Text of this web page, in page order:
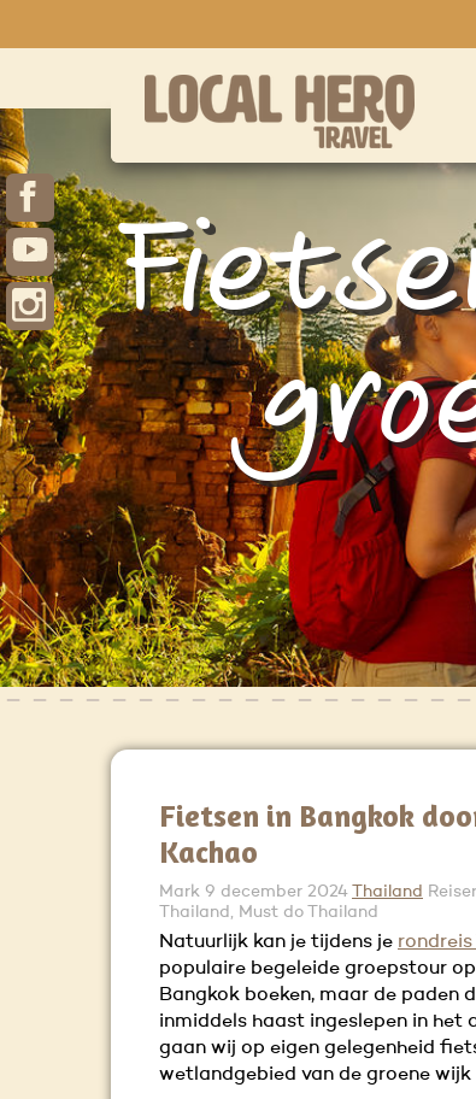
Fietsen in Bangkok
Kachao
Mark 9 december 2024 Thailand
Thailand, Must do Thailand
Natuurlijk kan je tijdens je rondreis
populaire begeleide groepstour
Bangkok boeken, maar de paden
inmiddels haast ingeslepen in het
gaan wij op eigen gelegenheid
wetlandgebied van de groene wijk